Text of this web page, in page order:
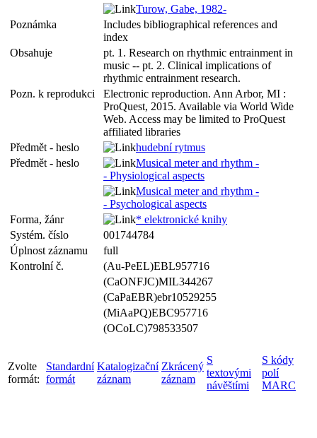
Turow, Gabe, 1982-
Poznámka
Includes bibliographical references and
index
Obsahuje
pt. 1. Research on rhythmic entrainment in
music -- pt. 2. Clinical implications of
rhythmic entrainment research.
Pozn. k reprodukci
Electronic reproduction. Ann Arbor, MI :
ProQuest, 2015. Available via World Wide
Web. Access may be limited to ProQuest
affiliated libraries
Předmět - heslo
hudební rytmus
Předmět - heslo
Musical meter and rhythm -
- Physiological aspects
Musical meter and rhythm -
- Psychological aspects
Forma, žánr
* elektronické knihy
Systém. číslo
001744784
Úplnost záznamu
full
Kontrolní č.
(Au-PeEL)EBL957716
(CaONFJC)MIL344267
(CaPaEBR)ebr10529255
(MiAaPQ)EBC957716
(OCoLC)798533507
Zvolte
formát:
Standardní
formát
Katalogizační
záznam
Zkrácený
záznam
S
textovými
návěštími
S kódy
polí
MARC